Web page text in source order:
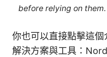
before relying on them.
你也可以直接點擊這
解決方案與工具：